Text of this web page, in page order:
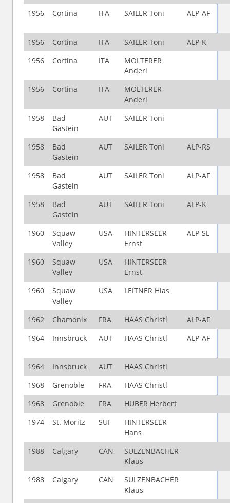
1956 Cortina ITA SAILER Toni ALP-AF
1956 Cortina ITA SAILER Toni
ALP-K
1956
Cortina ITA
MOLTERER
Anderl
1956
Cortina ITA
MOLTERER
Anderl
1958
Bad
Gastein
AUT SAILER Toni
1958
Bad
Gastein
AUT SAILER Toni ALP-RS
1958
Bad
Gastein
AUT SAILER Toni ALP-AF
1958
Bad
Gastein
AUT SAILER Toni ALP-K
1960
Squaw
Valley
USA
HINTERSEER
Ernst
ALP-SL
1960
Squaw
Valley
USA
HINTERSEER
Ernst
1960
Squaw
Valley
USA LEITNER Hias
1962 Chamonix FRA HAAS Christl
ALP-AF
1964
Innsbruck AUT HAAS Christl ALP-AF
1964 Innsbruck AUT
HAAS Christl
1968
Grenoble FRA
HAAS Christl
1968
Grenoble FRA
HUBER Herbert
1974
St. Moritz SUI
HINTERSEER
Hans
1988
Calgary CAN
SULZENBACHER
Klaus
1988
Calgary CAN
SULZENBACHER
Klaus